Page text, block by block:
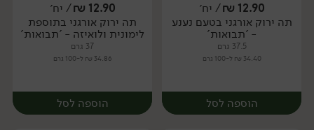
יח׳ יח׳
12.90
₪/ יח׳
תה ירוק אורגני בטעם נענע
- 'תבואות'
37.5 גרם
34.40 ₪ ל-100 גרם
הוספה לסל
12.90
₪/ יח׳
תה ירוק אורגני בתוספת
לימונית ולואיזה - 'תבואות'
37 גרם
34.86 ₪ ל-100 גרם
הוספה לסל